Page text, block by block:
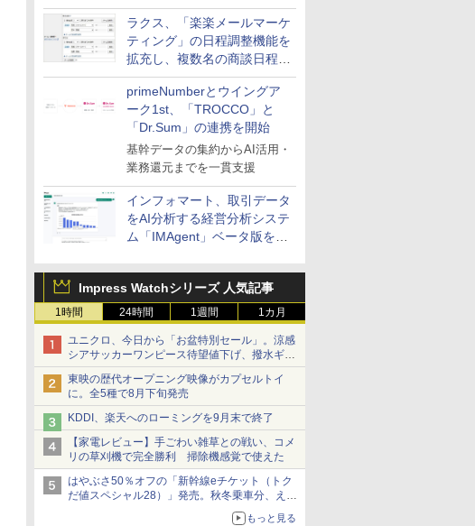
送信防止アドインサービス」
を提供
ラクス、「楽楽メールマーケ
ティング」の日程調整機能を
拡充し、複数名の商談日程調
整を効率化
primeNumberとウイングア
ーク1st、「TROCCO」と
「Dr.Sum」の連携を開始
基幹データの集約からAI活用・
業務還元までを一貫支援
インフォマート、取引データ
をAI分析する経営分析システ
ム「IMAgent」ベータ版を提
Impress Watchシリーズ 人気記事
1時間 24時間 1週間 1カ月
ユニクロ、今日から「お盆特別セール」。涼感
シアサッカーワンピース待望値下げ、撥水ギア
ショーツは1990円に
東映の歴代オープニング映像がカプセルトイ
に。全5種で8月下旬発売
KDDI、楽天へのローミングを9月末で終了
【家電レビュー】手ごわい雑草との戦い、コメ
リの草刈機で完全勝利 掃除機感覚で使えた
はやぶさ50％オフの「新幹線eチケット（トク
だ値スペシャル28）」発売。秋冬乗車分、えき
もっと見る